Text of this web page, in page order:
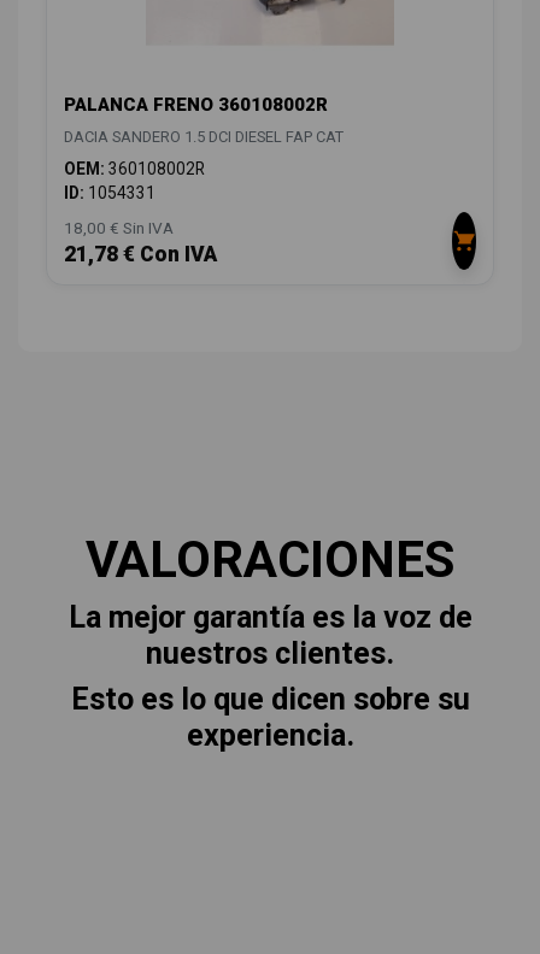
PALANCA FRENO 360108002R
DACIA SANDERO 1.5 DCI DIESEL FAP CAT
OEM: 360108002R
ID: 1054331
18,00 € Sin IVA
21,78 € Con IVA
VALORACIONES
La mejor garantía es la voz de
nuestros clientes.
Esto es lo que dicen sobre su
experiencia.